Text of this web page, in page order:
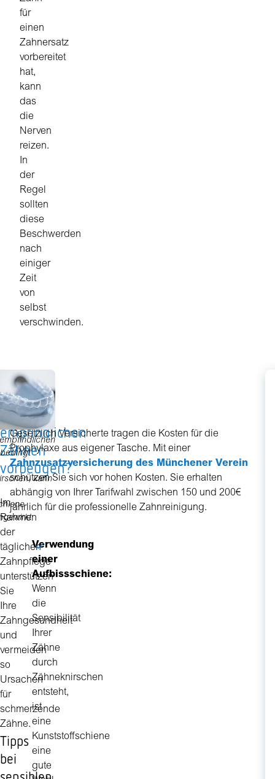
für
einen
Zahnersatz
vorbereitet
hat,
kann
das
die
Nerven
reizen.
In
der
Regel
sollten
diese
Beschwerden
nach
einiger
Zeit
von
selbst
verschwinden.
Wie
kann
ich
empfindlichen
Zähnen
vorbeugen?
Im
Rahmen
der
täglichen
Zahnpflege
unterstützen
Sie
Ihre
Zahngesundheit
und
vermeiden
so
Ursachen
für
schmerzende
Zähne.
Tipps
bei
kann
Verwendung
einer
Aufbissschiene:
Wenn
die
Sensibilität
Ihrer
Zähne
durch
Zähneknirschen
entsteht,
ist
eine
Kunststoffschiene
eine
gute
Tipp
Gesetzlich Versicherte tragen die Kosten für die
Prophylaxe aus eigener Tasche. Mit einer
Zahnzusatzversicherung des Münchener Verein
schützen Sie sich vor hohen Kosten. Sie erhalten
abhängig von Ihrer Tarifwahl zwischen 150 und 200€
jährlich für die professionelle Zahnreinigung.